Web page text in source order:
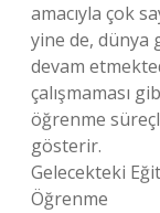
amacıyla çok
yine de, dünya
devam
çalışmaması
öğrenme
gösterir.
Gelecekteki
Öğrenme